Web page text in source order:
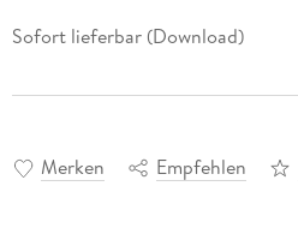
Sofort lieferbar (Download)
Merken Empfehlen